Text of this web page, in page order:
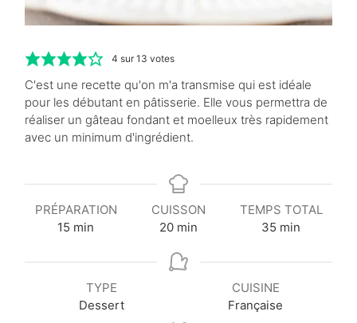
4 sur13 votes
C'est une recette qu'on m'a transmise qui est idéale
pour les débutant en pâtisserie. Elle vous permettra de
réaliser un gâteau fondant et moelleux très rapidement
avec un minimum d'ingrédient.
PRÉPARATION
15 m
n
min
CUISSON
20m
n
min
TEMPS TOTAL
35 m
n
t
e
min
TYPE
Dessert
CUISINE
Française